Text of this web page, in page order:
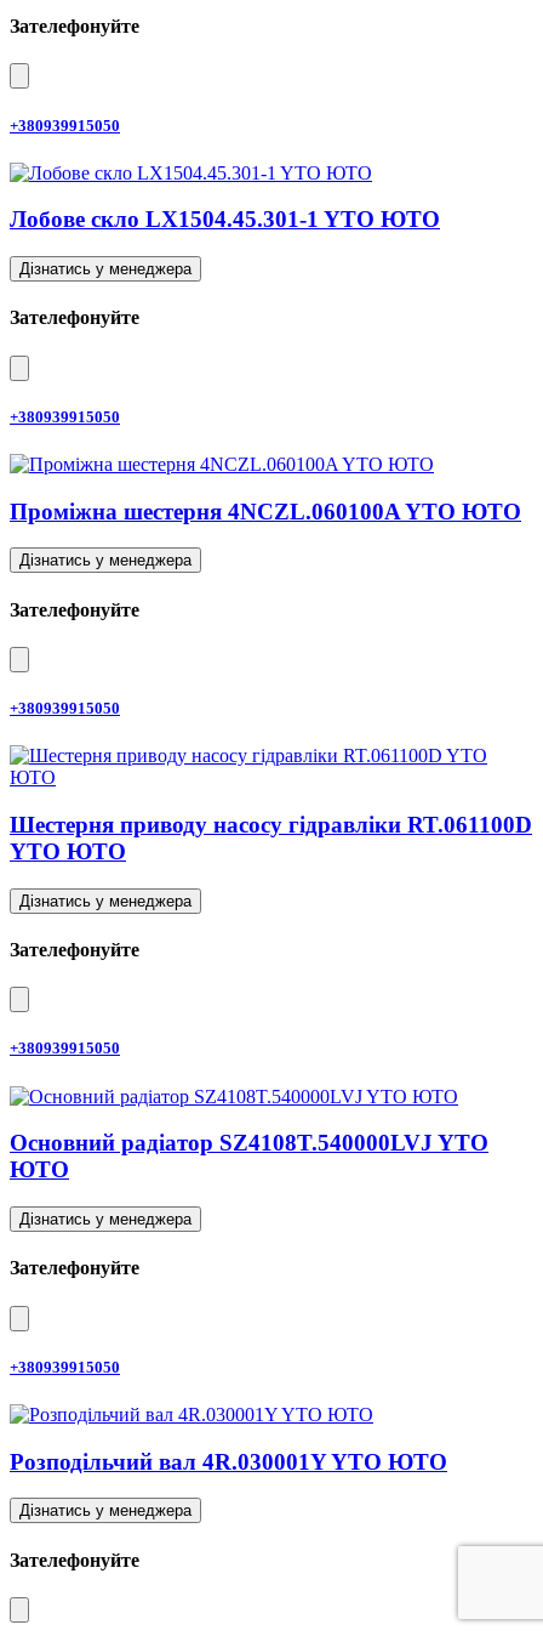
Зателефонуйте
+380939915050
Лобове скло LX1504.45.301-1 YTO ЮТО
Дізнатись у менеджера
Зателефонуйте
+380939915050
Проміжна шестерня 4NCZL.060100A YTO ЮТО
Дізнатись у менеджера
Зателефонуйте
+380939915050
Шестерня приводу насосу гідравліки RT.061100D
YTO ЮТО
Дізнатись у менеджера
Зателефонуйте
+380939915050
Основний радіатор SZ4108T.540000LVJ YTO
ЮТО
Дізнатись у менеджера
Зателефонуйте
+380939915050
Розподільчий вал 4R.030001Y YTO ЮТО
Дізнатись у менеджера
Зателефонуйте